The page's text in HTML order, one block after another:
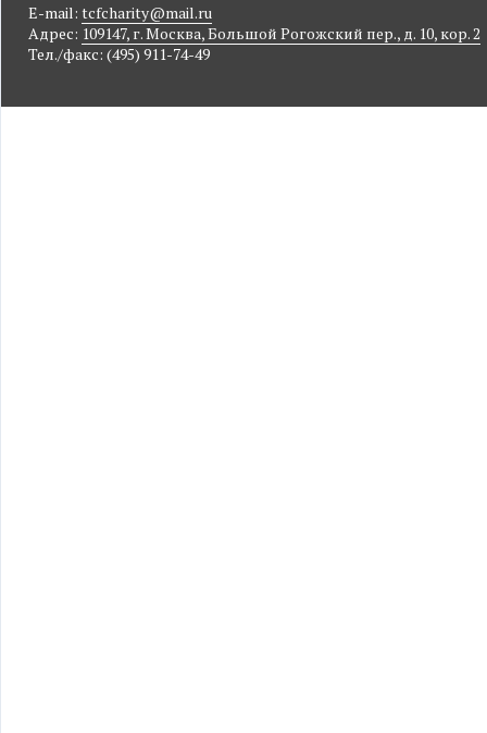
E-mail: tcfcharity@mail.ru
Адрес: 109147, г. Москва, Большой Рогожский пер., д. 10, кор. 2
Тел./факс: (495) 911-74-49